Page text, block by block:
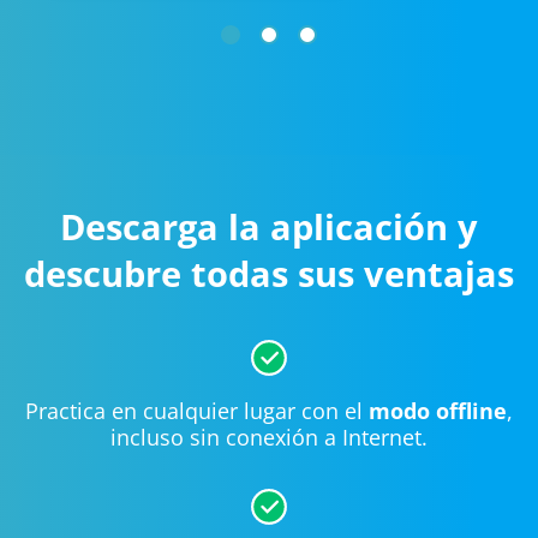
Descarga la aplicación y
descubre todas sus ventajas
Practica en cualquier lugar con el modo offline,
incluso sin conexión a Internet.